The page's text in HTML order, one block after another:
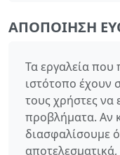
ΑΠΟΠΟΊΗΣΗ
Τα εργαλεία που
ιστότοπο έχουν
τους χρήστες
προβλήματα. Αν
διασφαλίσουμε